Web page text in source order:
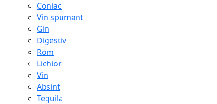
Coniac
Vin spumant
Gin
Digestiv
Rom
Lichior
Vin
Absint
Tequila